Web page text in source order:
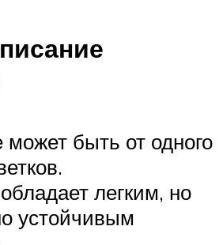
может быть от одного
легким, но
устойчивым